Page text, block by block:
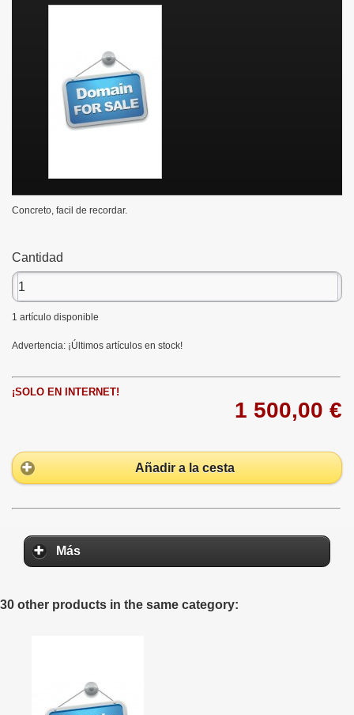
Concreto, facil de recordar.
Cantidad
1 artículo disponible
Advertencia: ¡Últimos artículos en stock!
¡SOLO EN INTERNET!
1 500,00 €
Añadir a la cesta
Más
30 other products in the same category: